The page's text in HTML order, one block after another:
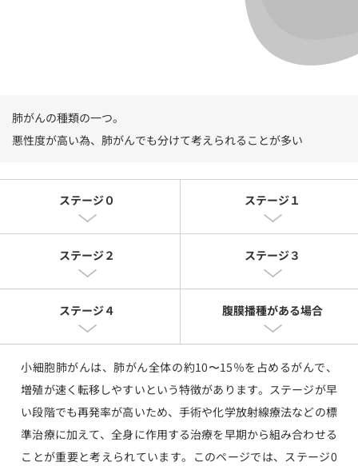
肺がんの種類の一つ。
悪性度が高い為、肺がんでも分けて考えられることが多い
ステージ０ ステージ１
ステージ２ ステージ３
ステージ４ 腹膜播種がある場合
小細胞肺がんは、肺がん全体の約10〜15％を占めるがんで、
増殖が速く転移しやすいという特徴があります。ステージが早
い段階でも再発率が高いため、手術や化学放射線療法などの標
準治療に加えて、全身に作用する治療を早期から組み合わせる
ことが重要と考えられています。このページでは、ステージ0